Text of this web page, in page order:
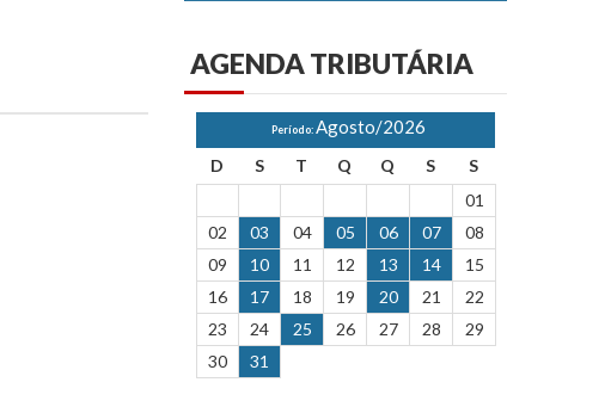
AGENDATRIBUTÁRIA
Período:Agosto/2026
D S T Q Q S
S
01
02
03 04 05 06 07
08
09
10 11 12 13 14
15
16
17 18 19 20 21
22
23
24 25 26 27 28
29
30
31